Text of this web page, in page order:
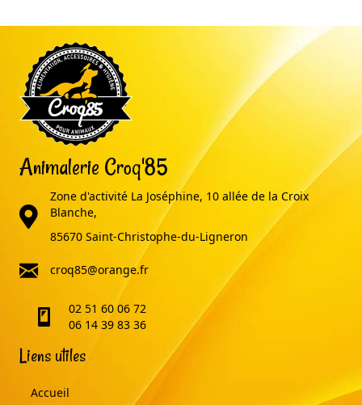
Animalerie Croq'85
adresse
Zone d'activité La Joséphine, 10 allée de la Croix
Blanche,
85670 Saint-Christophe-du-Ligneron
email
croq85@orange.fr
telephone02 51 60 06 72
06 14 39 83 36
Liens utiles
Accueil